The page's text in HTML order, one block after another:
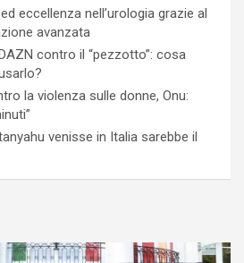
eccellenza nell’urologia grazie al
avanzata
contro il “pezzotto”: cosa
la violenza sulle donne, Onu:
venisse in Italia sarebbe il